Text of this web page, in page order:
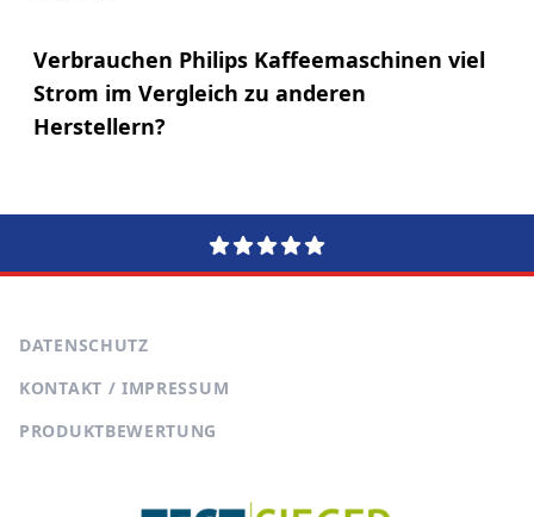
Verbrauchen Philips Kaffeemaschinen viel
Strom im Vergleich zu anderen
Herstellern?
DATENSCHUTZ
KONTAKT / IMPRESSUM
PRODUKTBEWERTUNG